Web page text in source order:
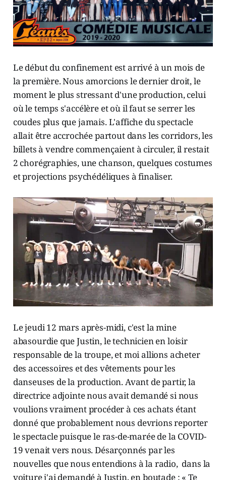
Le début du confinement est arrivé à un mois de
la première. Nous amorcions le dernier droit, le
moment le plus stressant d'une production, celui
où le temps s'accélère et où il faut se serrer les
coudes plus que jamais. L'affiche du spectacle
allait être accrochée partout dans les corridors, les
billets à vendre commençaient à circuler, il restait
2 chorégraphies, une chanson, quelques costumes
et projections psychédéliques à finaliser.
Le jeudi 12 mars après-midi, c'est la mine
abasourdie que Justin, le technicien en loisir
responsable de la troupe, et moi allions acheter
des accessoires et des vêtements pour les
danseuses de la production. Avant de partir, la
directrice adjointe nous avait demandé si nous
voulions vraiment procéder à ces achats étant
donné que probablement nous devrions reporter
le spectacle puisque le ras-de-marée de la COVID-
19 venait vers nous. Désarçonnés par les
nouvelles que nous entendions à la radio, dans la
voiture j'ai demandé à Justin, en boutade : « Te